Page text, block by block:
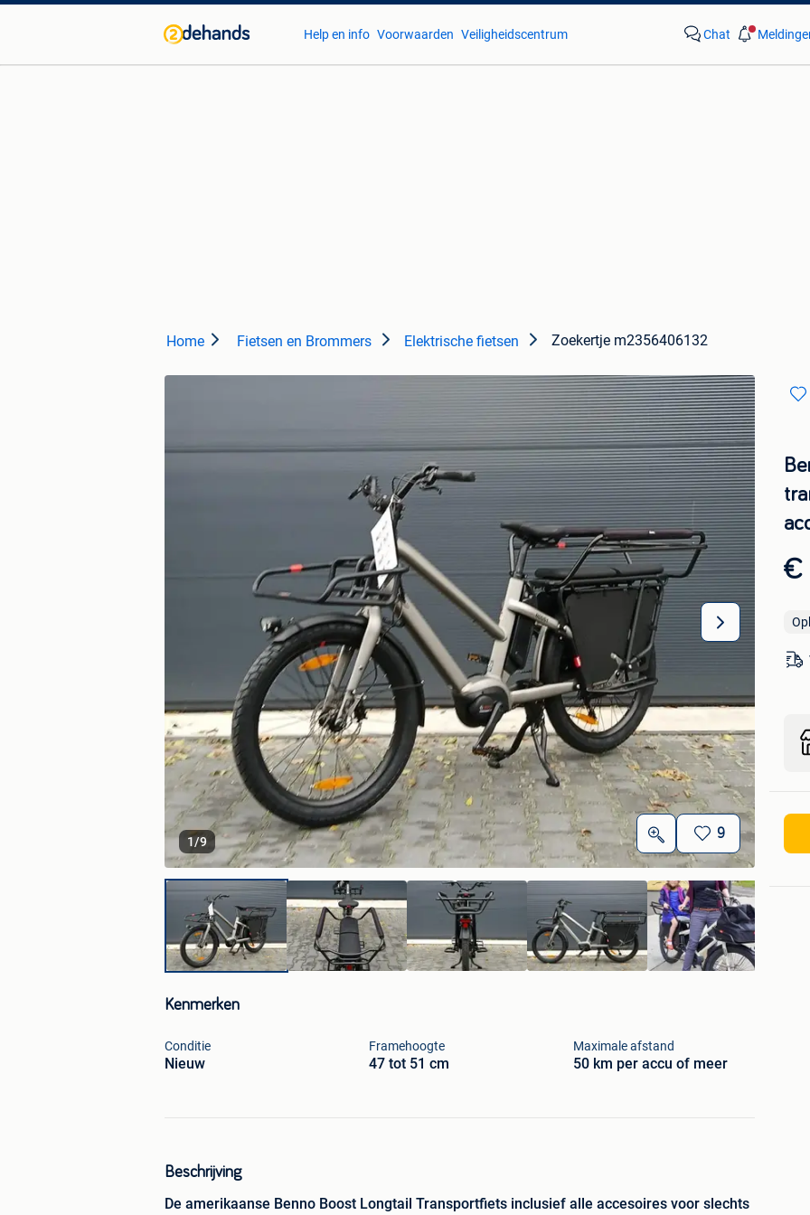
Help en info Voorwaarden Veiligheidscentrum Chat
Home Fietsen en Brommers Elektrische fietsen Zoekertje m2356406132
1/9
9
Kenmerken
Conditie
Nieuw
Framehoogte
47 tot 51 cm
Maximale afstand
50 km per accu of meer
Beschrijving
De amerikaanse Benno Boost Longtail Transportfiets inclusief alle accesoires voor slechts
€